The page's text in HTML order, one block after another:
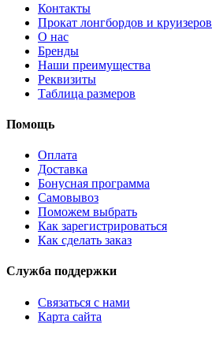
Контакты
Прокат лонгбордов и круизеров
О нас
Бренды
Наши преимущества
Реквизиты
Таблица размеров
Помощь
Оплата
Доставка
Бонусная программа
Самовывоз
Поможем выбрать
Как зарегистрироваться
Как сделать заказ
Служба поддержки
Связаться с нами
Карта сайта